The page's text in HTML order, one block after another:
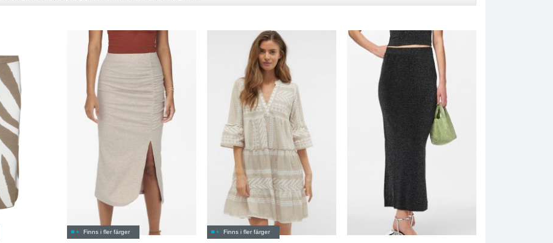
Finns i fler färger Finns i fler färger